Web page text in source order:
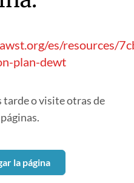
es/resources/
plan-dewt
o visite otras de
la página